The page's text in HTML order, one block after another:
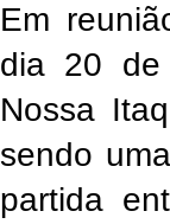
Em
dia 20 de
Nossa
sendo
partida